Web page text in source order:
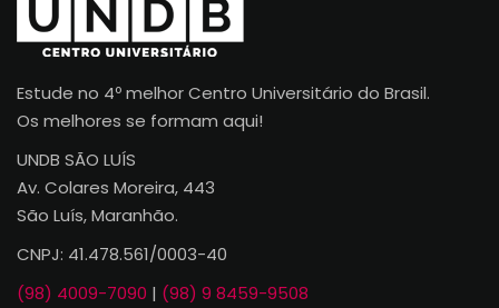
Estude no 4º melhor Centro Universitário do Brasil.
Os melhores se formam aqui!
UNDB SÃO LUÍS
Av. Colares Moreira, 443
São Luís, Maranhão.
CNPJ: 41.478.561/0003-40
(98) 4009-7090 | (98) 9 8459-9508